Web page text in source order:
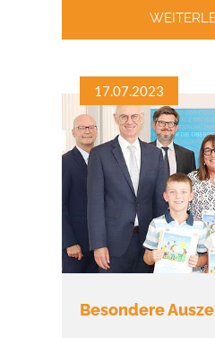
17.07.2023
Besondere